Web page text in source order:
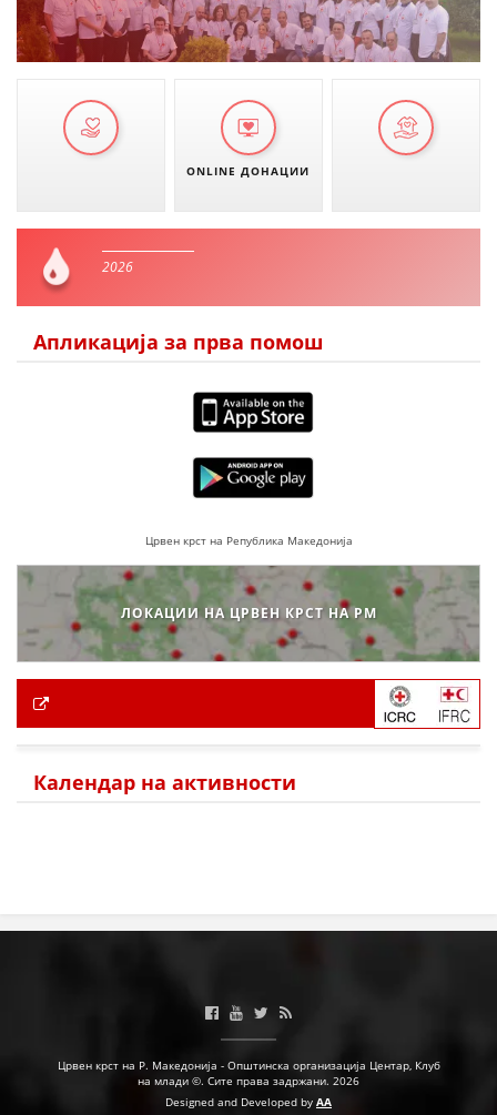
ONLINE ДОНАЦИИ
2026
Апликација за прва помош
Црвен крст на Република Македонија
ЛОКАЦИИ НА ЦРВЕН КРСТ НА РМ
Календар на активности
Црвен крст на Р. Македонија - Општинска организација Центар, Клуб
на млади ©. Сите права задржани. 2026
Designed and Developed by AA